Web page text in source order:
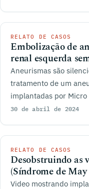
RELATO DE CASOS
Embolização de
renal esquerda
Aneurismas são
tratamento de um
implantadas por Micro
30 de abril de 2024
RELATO DE CASOS
Desobstruindo as
(Síndrome de
Video mostrando